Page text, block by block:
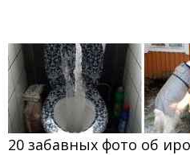
20 забавных фото об